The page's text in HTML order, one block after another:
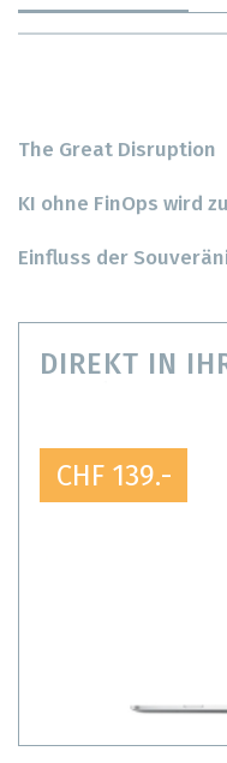
The Great Disruption
KI ohne FinOps wird
Einfluss der
DIREKT IN
CHF 139.-